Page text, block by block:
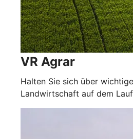
VR Agrar
Halten Sie sich über
Landwirtschaft auf dem